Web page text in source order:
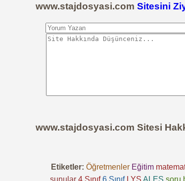
www.stajdosyasi.com Sitesini
www.stajdosyasi.com Sitesi
Etiketler: Öğretmenler Eğitim
sunular 4.Sınıf 6.Sınıf LYS ALES soru